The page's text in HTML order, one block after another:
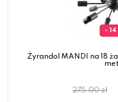
- 14
Żyrandol MANDI na 18
275.00 zł